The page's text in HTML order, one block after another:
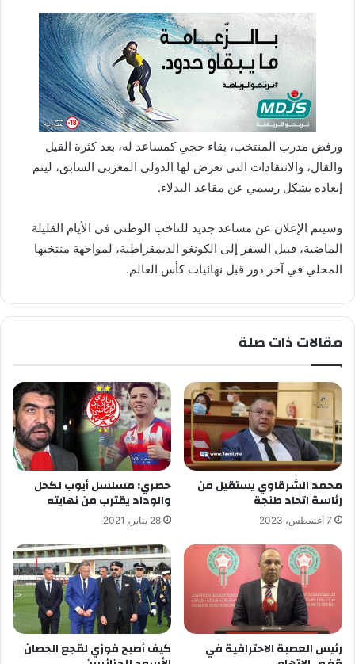
ورفض مدرب المنتخب، بقاء حجي كمساعد له، بعد كثرة القيل
والقال، والانتقادات التي تعرض لها الدولي المغربي السابق، ليتم
إبعاده بشكل رسمي عن مقاعد البدلاء.
وسيتم الإعلان عن مساعد جديد للناخب الوطني في الأيام القليلة
الماضية، قبيل السفر إلى الكونغو الديمقراطية، لمواجهة منتخبها
المحلي في آخر دور قبل نهائيات كأس العالم.
مقالات ذات صلة
محمد الشرقاوي يستقيل من
رئاسة اتحاد طنجة
7 أغسطس، 2023
حصري: مسلسل أيوب لكحل
والوداد يقترب من نهايته
28 يناير، 2021
رئيس العصبة الاحترافية في كيف أصبح فوزي لقجع الحصان